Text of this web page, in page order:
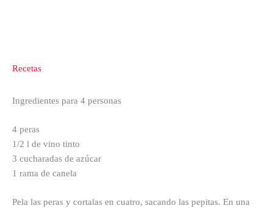
Recetas
Ingredientes para 4 personas
4 peras
1/2 l de vino tinto
3 cucharadas de azúcar
1 rama de canela
Pela las peras y cortalas en cuatro, sacando las pepitas. En una